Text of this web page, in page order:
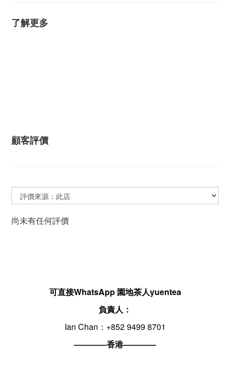
了解更多
顧客評價
尚未有任何評價
可直接WhatsApp 園地茶人yuentea
負責人：
Ian Chan：+852 9499 8701
————香港————